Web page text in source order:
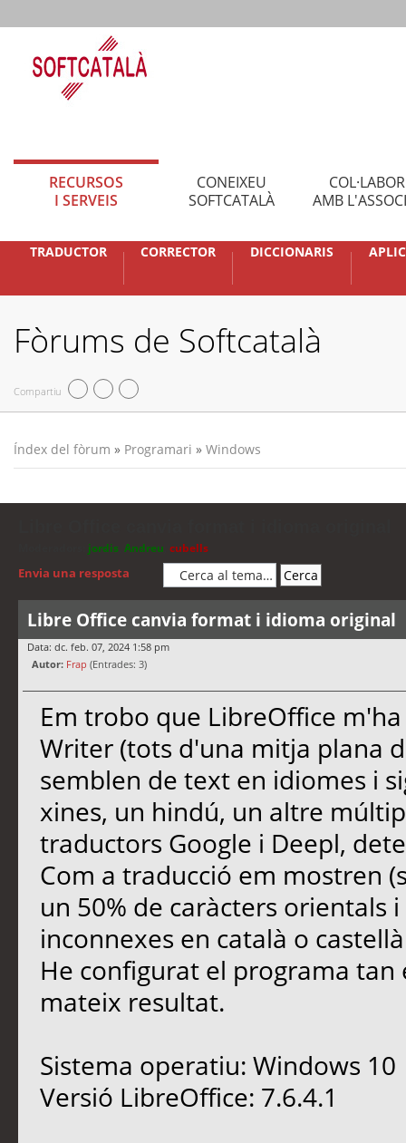
RECURSOS
I SERVEIS
CONEIXEU
SOFTCATALÀ
AMB
TRADUCTOR CORRECTOR DICCIONARIS
Fòrums de Softcatalà
Compartiu
Índex del fòrum » Programari » Windows
jordis Andreu cubells
Envia una resposta
Libre Office canvia format i idioma original
Data: dc. feb. 07, 2024 1:58 pm
Autor: Frap (Entrades: 3)
Em trobo que LibreOffice
Writer (tots d'una mitja plana
semblen de text en idiomes i
xines, un hindú, un altre
traductors Google i Deepl,
Com a traducció em mostren
un 50% de caràcters orientals
inconnexes en català o
He configurat el programa tan
mateix resultat.
Sistema operatiu: Windows 10
Versió LibreOffice: 7.6.4.1